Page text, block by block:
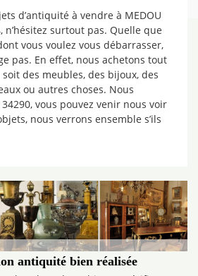
d’antiquité à vendre à MEDOU
n’hésitez surtout pas. Quelle que
vous voulez vous débarrasser,
pas. En effet, nous achetons tout
des meubles, des bijoux, des
ou autres choses. Nous
vous pouvez venir nous voir
nous verrons ensemble s’ils
antiquité bien réalisée